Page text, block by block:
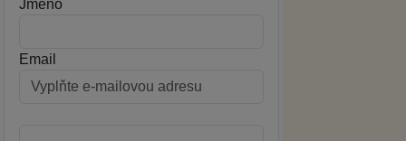
Jméno
Email